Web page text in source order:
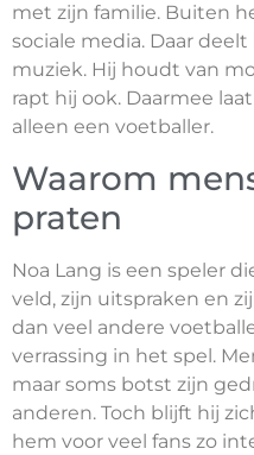
met zijn familie. Buiten
sociale media. Daar deelt
muziek. Hij houdt van
rapt hij ook. Daarmee
alleen een voetballer.
Waarom
praten
Noa Lang is een speler
veld, zijn uitspraken en
dan veel andere
verrassing in het spel.
maar soms botst zijn
anderen. Toch blijft hij
hem voor veel fans zo